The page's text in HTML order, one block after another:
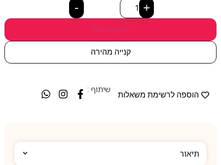
- +
הוספה לסל
קנייה מהירה
הוספה לרשימת משאלות
שיתוף :
תיאור